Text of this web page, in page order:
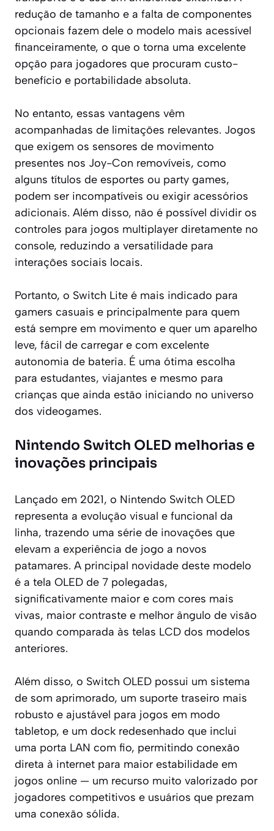
redução de tamanho e a falta de componentes
opcionais fazem dele o modelo mais acessível
financeiramente, o que o torna uma excelente
opção para jogadores que procuram custo-
benefício e portabilidade absoluta.
No entanto, essas vantagens vêm
acompanhadas de limitações relevantes. Jogos
que exigem os sensores de movimento
presentes nos Joy-Con removíveis, como
alguns títulos de esportes ou party games,
podem ser incompatíveis ou exigir acessórios
adicionais. Além disso, não é possível dividir os
controles para jogos multiplayer diretamente no
console, reduzindo a versatilidade para
interações sociais locais.
Portanto, o Switch Lite é mais indicado para
gamers casuais e principalmente para quem
está sempre em movimento e quer um aparelho
leve, fácil de carregar e com excelente
autonomia de bateria. É uma ótima escolha
para estudantes, viajantes e mesmo para
crianças que ainda estão iniciando no universo
dos videogames.
Nintendo Switch OLED melhorias e
inovações principais
Lançado em 2021, o Nintendo Switch OLED
representa a evolução visual e funcional da
linha, trazendo uma série de inovações que
elevam a experiência de jogo a novos
patamares. A principal novidade deste modelo
é a tela OLED de 7 polegadas,
significativamente maior e com cores mais
vivas, maior contraste e melhor ângulo de visão
quando comparada às telas LCD dos modelos
anteriores.
Além disso, o Switch OLED possui um sistema
de som aprimorado, um suporte traseiro mais
robusto e ajustável para jogos em modo
tabletop, e um dock redesenhado que inclui
uma porta LAN com fio, permitindo conexão
direta à internet para maior estabilidade em
jogos online — um recurso muito valorizado por
jogadores competitivos e usuários que prezam
uma conexão sólida.